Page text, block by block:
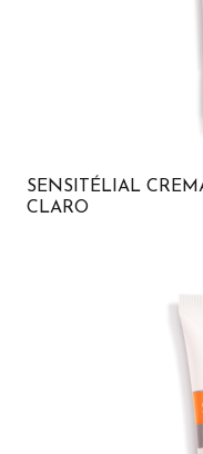
SENSITÉLIAL
CLARO